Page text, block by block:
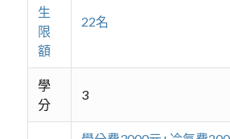
生
限
額
22名
學
分
3